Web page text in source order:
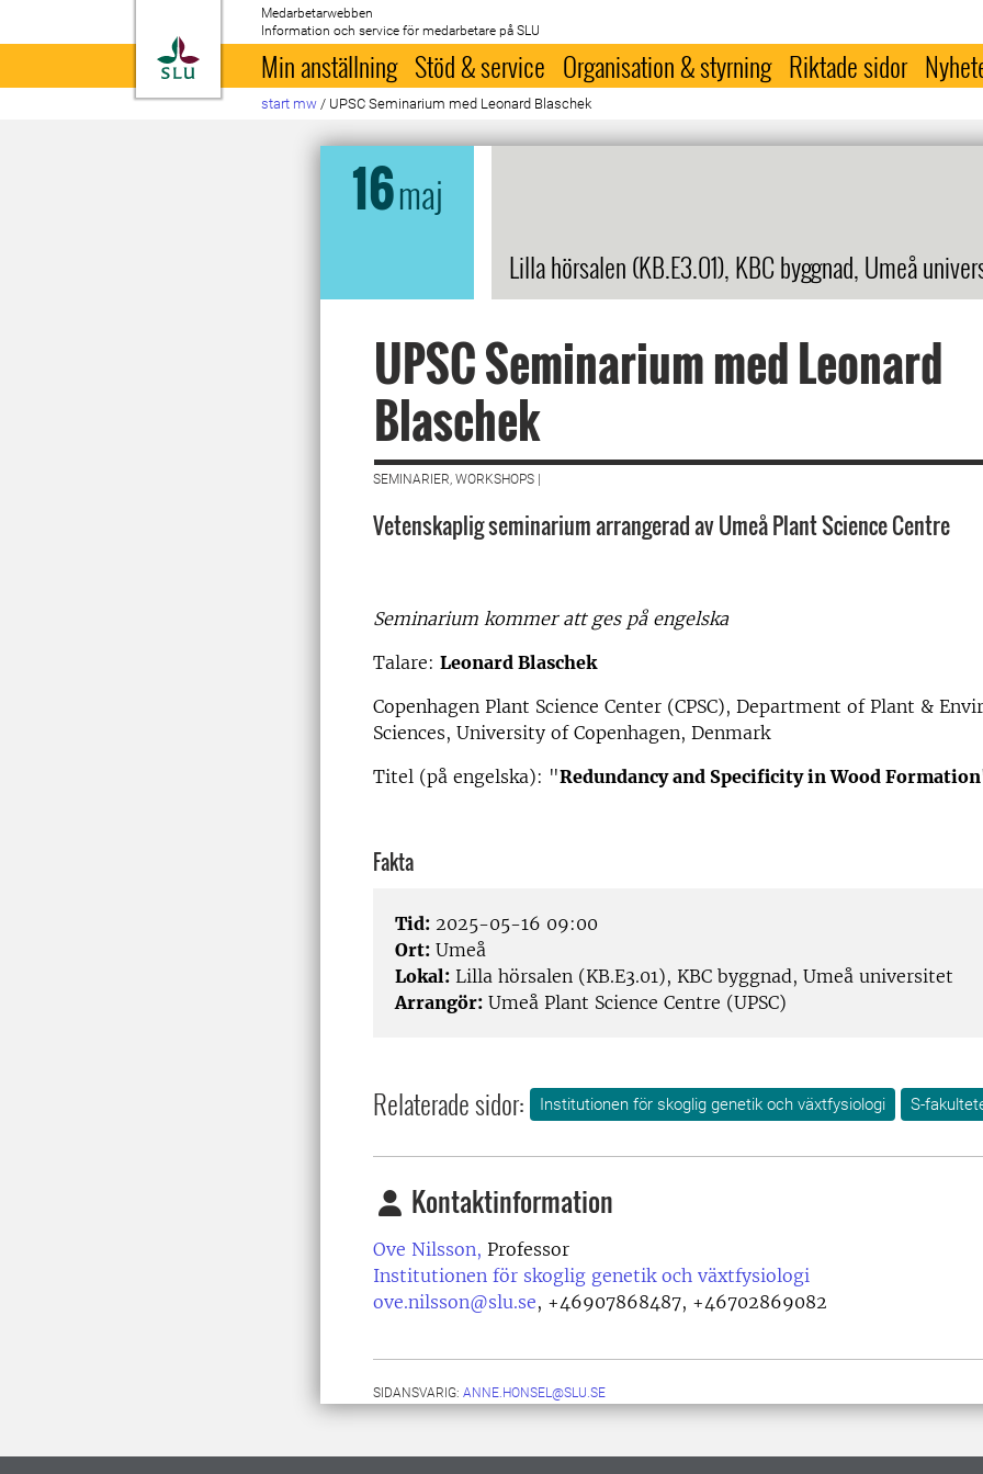
Till startsida
Medarbetarwebben
Information och service för medarbetare på SLU
Min anställning Stöd & service Organisation & styrning Riktade sidor
start mw / UPSC Seminarium med Leonard Blaschek
16maj
Lilla hörsalen (KB.E3.01), KBC byggnad, Umeå
UPSC Seminarium med Leonard
Blaschek
SEMINARIER, WORKSHOPS |
Vetenskaplig seminarium arrangerad av Umeå Plant Science Centre
Seminarium kommer att ges på engelska
Talare: Leonard Blaschek
Copenhagen Plant Science Center (CPSC), Department of Plant &
Sciences, University of Copenhagen, Denmark
Titel (på engelska): "Redundancy and Specificity in Wood
Fakta
Tid: 2025-05-16 09:00
Ort: Umeå
Lokal: Lilla hörsalen (KB.E3.01), KBC byggnad, Umeå universitet
Arrangör: Umeå Plant Science Centre (UPSC)
Relaterade sidor: Institutionen för skoglig genetik och växtfysiologi S-
Kontaktinformation
Ove Nilsson, Professor
Institutionen för skoglig genetik och växtfysiologi
ove.nilsson@slu.se, +46907868487, +46702869082
SIDANSVARIG: ANNE.HONSEL@SLU.SE